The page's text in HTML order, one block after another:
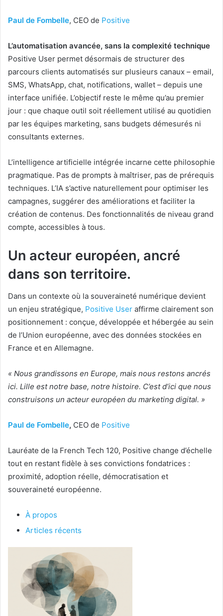
Paul de Fombelle, CEO de Positive
L’automatisation avancée, sans la complexité technique
Positive User permet désormais de structurer des
parcours clients automatisés sur plusieurs canaux – email,
SMS, WhatsApp, chat, notifications, wallet – depuis une
interface unifiée. L’objectif reste le même qu’au premier
jour : que chaque outil soit réellement utilisé au quotidien
par les équipes marketing, sans budgets démesurés ni
consultants externes.
L’intelligence artificielle intégrée incarne cette philosophie
pragmatique. Pas de prompts à maîtriser, pas de prérequis
techniques. L’IA s’active naturellement pour optimiser les
campagnes, suggérer des améliorations et faciliter la
création de contenus. Des fonctionnalités de niveau grand
compte, accessibles à tous.
Un acteur européen, ancré
dans son territoire.
Dans un contexte où la souveraineté numérique devient
un enjeu stratégique, Positive User affirme clairement son
positionnement : conçue, développée et hébergée au sein
de l’Union européenne, avec des données stockées en
France et en Allemagne.
« Nous grandissons en Europe, mais nous restons ancrés
ici. Lille est notre base, notre histoire. C’est d’ici que nous
construisons un acteur européen du marketing digital. »
Paul de Fombelle, CEO de Positive
Lauréate de la French Tech 120, Positive change d’échelle
tout en restant fidèle à ses convictions fondatrices :
proximité, adoption réelle, démocratisation et
souveraineté européenne.
À propos
Articles récents